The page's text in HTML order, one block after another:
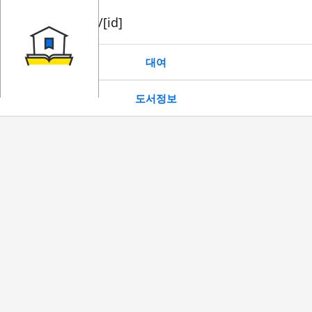
book/rent/[id]
대여
도서정보